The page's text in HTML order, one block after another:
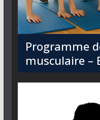
Programme
musculaire –